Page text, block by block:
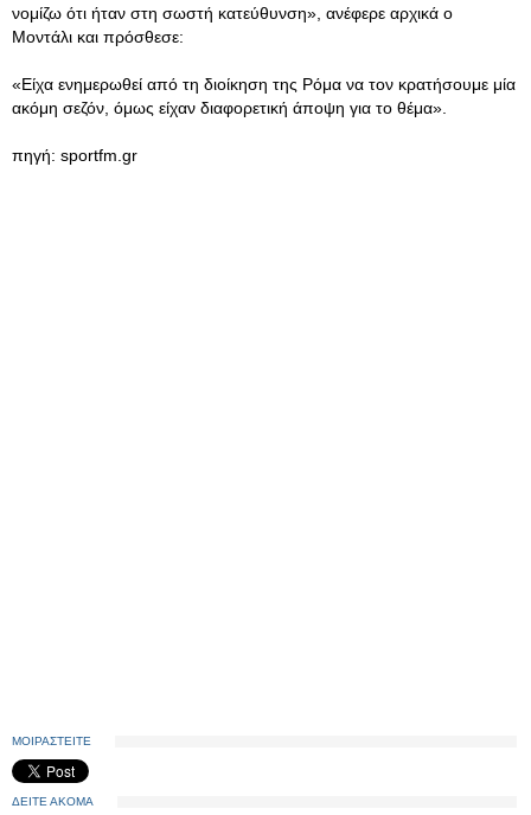
νομίζω ότι ήταν στη σωστή κατεύθυνση», ανέφερε αρχικά ο
Μοντάλι και πρόσθεσε:
«Είχα ενημερωθεί από τη διοίκηση της Ρόμα να τον κρατήσουμε μία
ακόμη σεζόν, όμως είχαν διαφορετική άποψη για το θέμα».
πηγή: sportfm.gr
ΜΟΙΡΑΣΤΕΙΤΕ
ΔΕΙΤΕ ΑΚΟΜΑ